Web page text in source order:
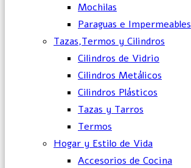
Mochilas
Paraguas e Impermeables
Tazas,Termos y Cilindros
Cilindros de Vidrio
Cilindros Metálicos
Cilindros Plásticos
Tazas y Tarros
Termos
Hogar y Estilo de Vida
Accesorios de Cocina